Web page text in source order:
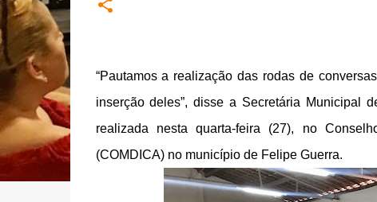
“Pautamos a realização das rodas de
inserção deles”, disse a Secretária Municipal
realizada nesta quarta-feira (27), no
(COMDICA) no município de Felipe Guerra.